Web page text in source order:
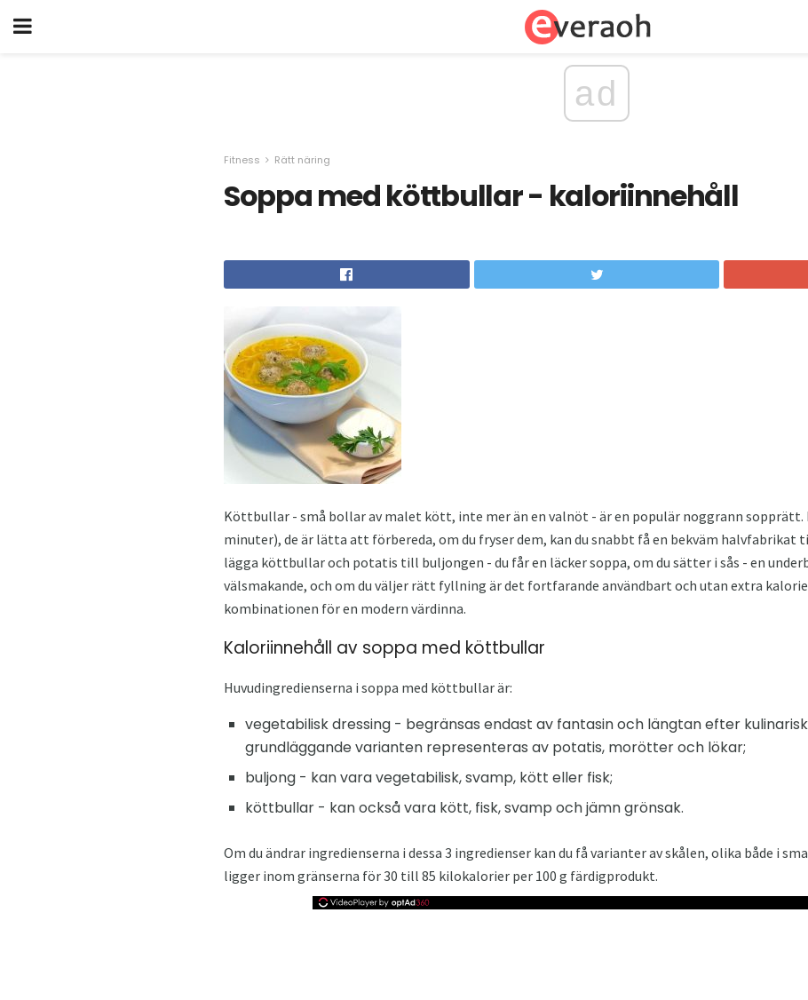
ad
Fitness Rätt näring
Soppa med köttbullar - kaloriinnehåll
Köttbullar - små bollar av malet kött, inte mer än en valnöt - är en populär noggrann sopprätt.
minuter), de är lätta att förbereda, om du fryser dem, kan du snabbt få en bekväm halvfabrikat
lägga köttbullar och potatis till buljongen - du får en läcker soppa, om du sätter i sås - en
välsmakande, och om du väljer rätt fyllning är det fortfarande användbart och utan extra
kombinationen för en modern värdinna.
Kaloriinnehåll av soppa med köttbullar
Huvudingredienserna i soppa med köttbullar är:
vegetabilisk dressing - begränsas endast av fantasin och längtan efter
grundläggande varianten representeras av potatis, morötter och lökar;
buljong - kan vara vegetabilisk, svamp, kött eller fisk;
köttbullar - kan också vara kött, fisk, svamp och jämn grönsak.
Om du ändrar ingredienserna i dessa 3 ingredienser kan du få varianter av skålen, olika både i
ligger inom gränserna för 30 till 85 kilokalorier per 100 g färdigprodukt.